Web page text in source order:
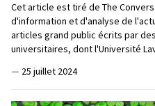
Cet article est tiré de The
d'information et d'analyse de
articles grand public écrits par
universitaires, dont l'Université
— 25 juillet 2024